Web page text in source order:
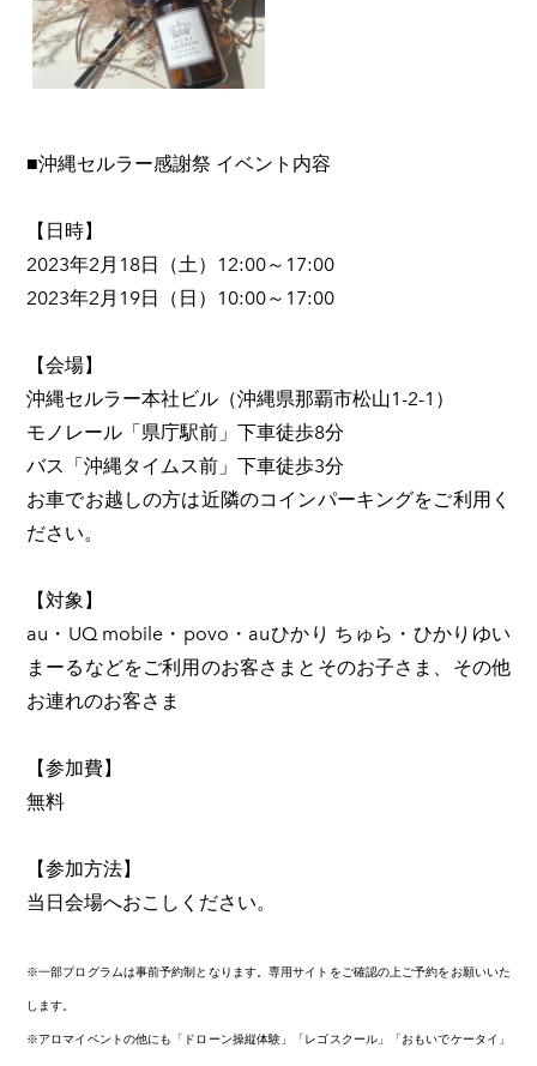
■沖縄セルラー感謝祭 イベント内容
【日時】
2023年2月18日（土）12:00～17:00
2023年2月19日（日）10:00～17:00
【会場】
沖縄セルラー本社ビル（沖縄県那覇市松山1-2-1）
モノレール「県庁駅前」下車徒歩8分
バス「沖縄タイムス前」下車徒歩3分
お車でお越しの方は近隣のコインパーキングをご利用く
ださい。
【対象】
au・UQ mobile・povo・auひかり ちゅら・ひかりゆい
まーるなどをご利用のお客さまとそのお子さま、その他
お連れのお客さま
【参加費】
無料
【参加方法】
当日会場へおこしください。
※一部プログラムは事前予約制となります。専用サイトをご確認の上ご予約をお願いいた
します。
※アロマイベントの他にも「ドローン操縦体験」「レゴスクール」「おもいでケータイ」